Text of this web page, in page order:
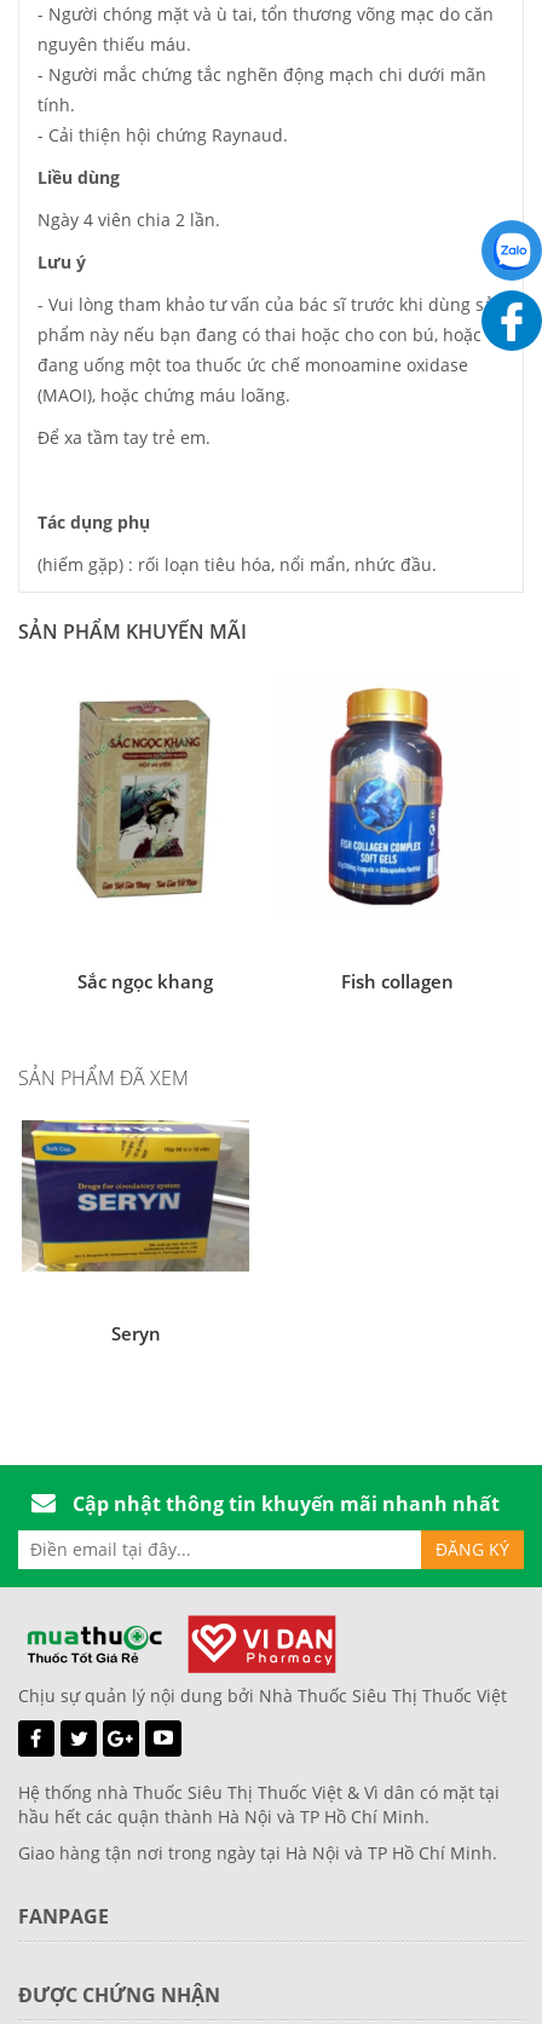
- Người chóng mặt và ù tai, tổn thương võng mạc do căn
nguyên thiếu máu.
- Người mắc chứng tắc nghẽn động mạch chi dưới mãn
tính.
- Cải thiện hội chứng Raynaud.
Liều dùng
Ngày 4 viên chia 2 lần.
Lưu ý
- Vui lòng tham khảo tư vấn của bác sĩ trước khi dùng sản
phẩm này nếu bạn đang có thai hoặc cho con bú, hoặc
đang uống một toa thuốc ức chế monoamine oxidase
(MAOI), hoặc chứng máu loãng.
Để xa tầm tay trẻ em.
Tác dụng phụ
(hiếm gặp) : rối loạn tiêu hóa, nổi mẩn, nhức đầu.
SẢN PHẨM KHUYẾN MÃI
Sắc ngọc khang Fish collagen
SẢN PHẨM ĐÃ XEM
Seryn
Cập nhật thông tin khuyến mãi nhanh nhất
Chịu sự quản lý nội dung bởi Nhà Thuốc Siêu Thị Thuốc Việt
Hệ thống nhà Thuốc Siêu Thị Thuốc Việt & Vì dân có mặt tại
hầu hết các quận thành Hà Nội và TP Hồ Chí Minh.
Giao hàng tận nơi trong ngày tại Hà Nội và TP Hồ Chí Minh.
FANPAGE
ĐƯỢC CHỨNG NHẬN